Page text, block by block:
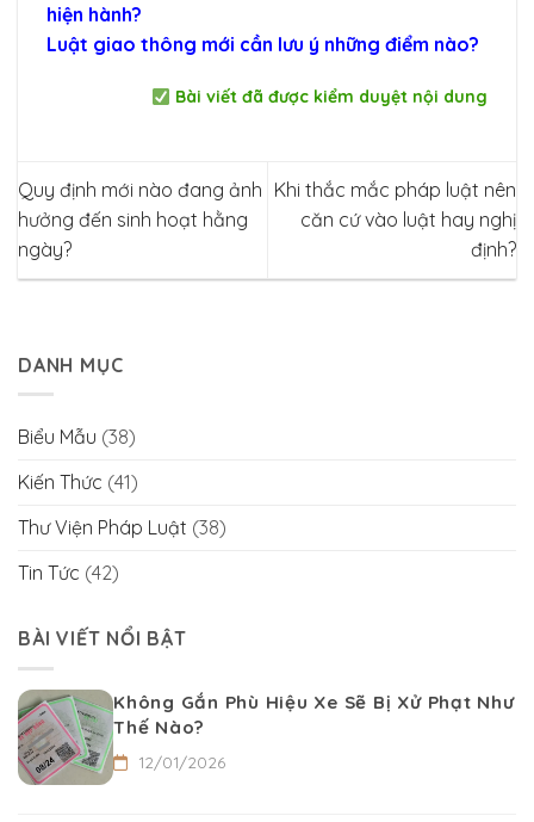
hiện hành?
Luật giao thông mới cần lưu ý những điểm nào?
Bài viết đã được kiểm duyệt nội dung
Quy định mới nào đang ảnh
hưởng đến sinh hoạt hằng
ngày?
Khi thắc mắc pháp luật nên
căn cứ vào luật hay nghị
định?
DANH MỤC
Biểu Mẫu (38)
Kiến Thức (41)
Thư Viện Pháp Luật (38)
Tin Tức (42)
BÀI VIẾT NỔI BẬT
Không Gắn Phù Hiệu Xe Sẽ Bị Xử Phạt Như
Thế Nào?
12/01/2026